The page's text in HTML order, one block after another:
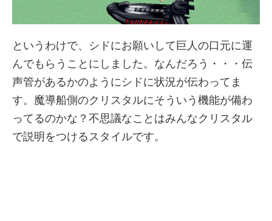
というわけで、シドにお願いして巨人の口元に運
んでもらうことにしました。なんだろう・・・伝
声管があるかのようにシドに状況が伝わってま
す。魔導船側のクリスタルにそういう機能が備わ
ってるのかな？不思議なことはみんなクリスタル
で説明をつけるスタイルです。